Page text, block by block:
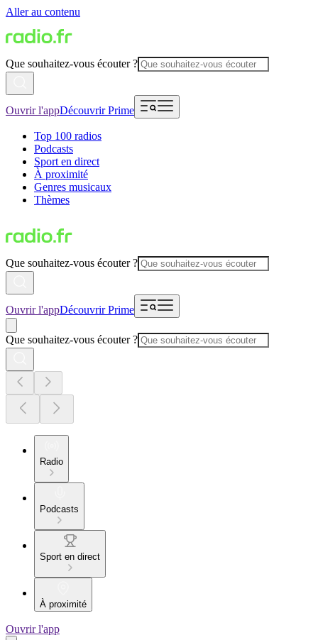
Aller au contenu
Que souhaitez-vous écouter ?
Ouvrir l'appDécouvrir Prime
Top 100 radios
Podcasts
Sport en direct
À proximité
Genres musicaux
Thèmes
Que souhaitez-vous écouter ?
Ouvrir l'appDécouvrir Prime
Que souhaitez-vous écouter ?
Radio
Podcasts
Sport en direct
À proximité
Ouvrir l'app